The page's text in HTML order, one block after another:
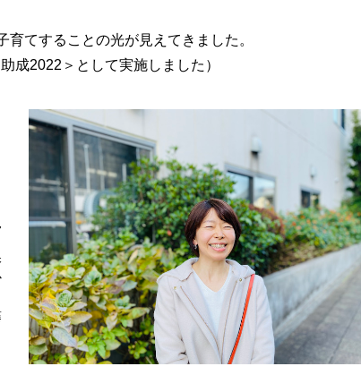
てすることの光が見えてきました。
成2022＞として実施しました ）